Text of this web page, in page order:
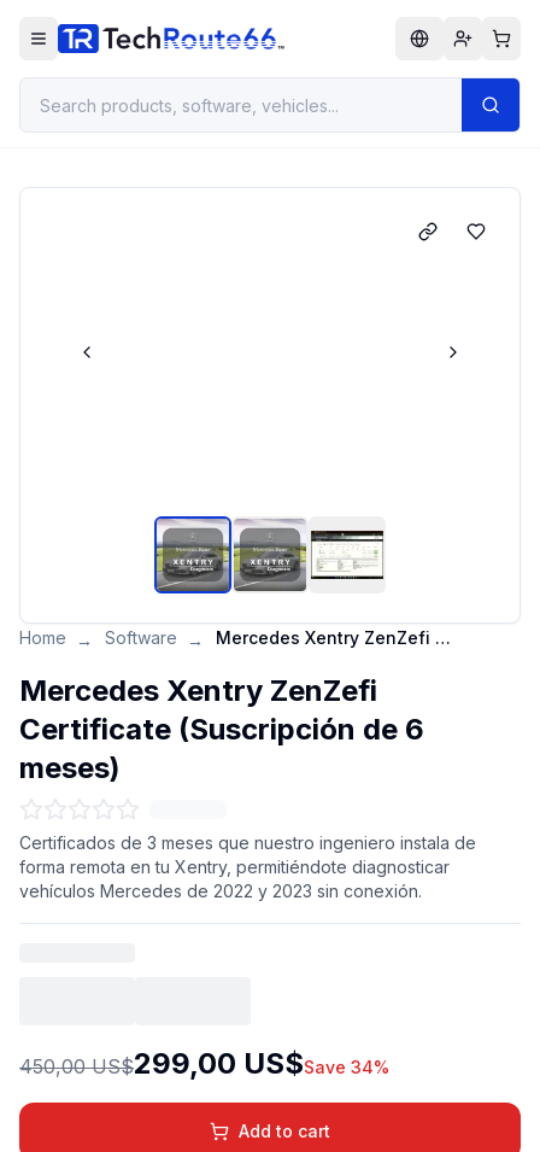
Home → Software → Mercedes Xentry ZenZefi Certificate (Suscripción de 6 meses)
Mercedes Xentry ZenZefi
Certificate (Suscripción de 6
meses)
Certificados de 3 meses que nuestro ingeniero instala de
forma remota en tu Xentry, permitiéndote diagnosticar
vehículos Mercedes de 2022 y 2023 sin conexión.
450,00 US$299,00 US$Save 34%
Add to cart